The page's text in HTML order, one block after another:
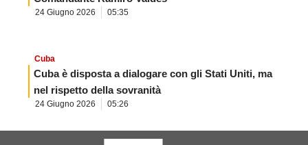
24 Giugno 2026 05:35
Cuba
Cuba è disposta a dialogare con gli Stati Uniti, ma
nel rispetto della sovranità
24 Giugno 2026 05:26